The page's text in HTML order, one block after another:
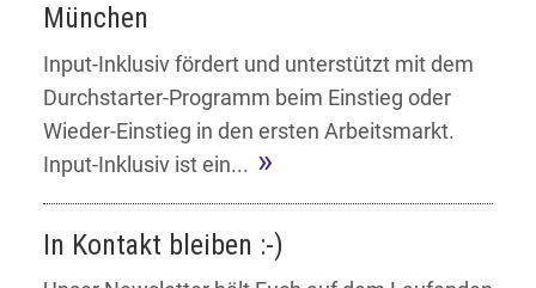
München
Input-Inklusiv fördert und unterstützt mit dem
Durchstarter-Programm beim Einstieg oder
Wieder-Einstieg in den ersten Arbeitsmarkt.
Input-Inklusiv ist ein...
In Kontakt bleiben :-)